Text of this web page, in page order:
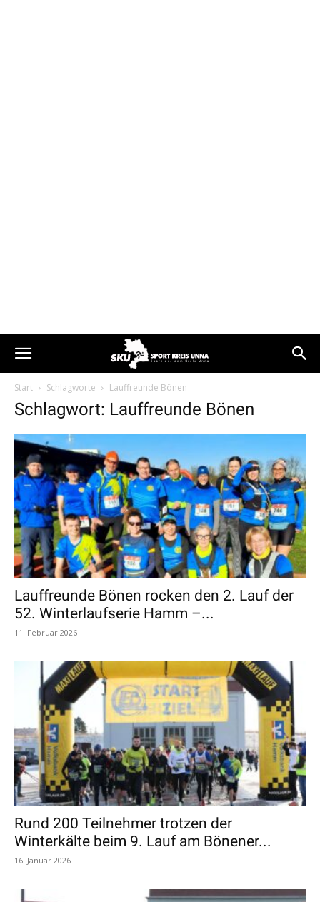
Start Schlagworte Lauffreunde Bönen
Schlagwort: Lauffreunde Bönen
Lauffreunde Bönen rocken den 2. Lauf der
52. Winterlaufserie Hamm –...
11. Februar 2026
Rund 200 Teilnehmer trotzen der
Winterkälte beim 9. Lauf am Bönener...
16. Januar 2026